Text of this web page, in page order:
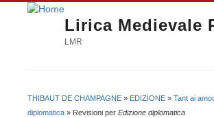
Lirica Medievale
LMR
Tu sei qui
THIBAUT DE CHAMPAGNE » EDIZIONE » Tant ai
diplomatica » Revisioni per Edizione diplomatica